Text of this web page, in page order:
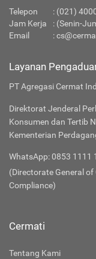
Telepon : (021)
Jam Kerja
: (Senin-
Email
:
Layanan
PT Agregasi Cermat
Direktorat Jenderal
Konsumen dan Tertib
Kementerian
WhatsApp: 0853 1111
(Directorate General
Compliance)
Cermati
Tentang Kami